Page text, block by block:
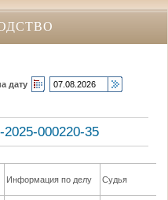
дату
000220-35
Информация по делу Судья